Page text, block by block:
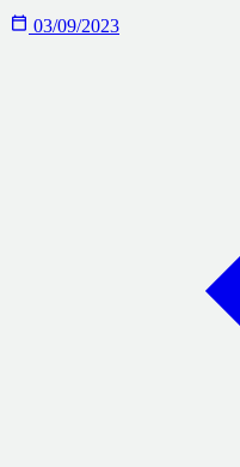
 03/09/2023